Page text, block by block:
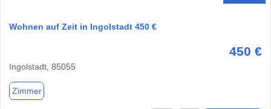
Wohnen auf Zeit in Ingolstadt 450 €
450 €
Ingolstadt, 85055
Zimmer